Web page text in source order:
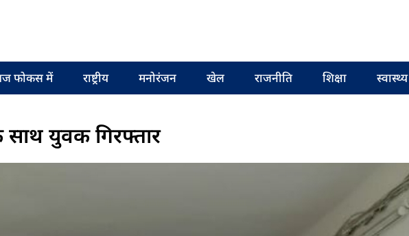
फोकस में राष्ट्रीय मनोरंजन खेल राजनीति शिक्षा स्वास्थ्य
साथ युवक गिरफ्तार